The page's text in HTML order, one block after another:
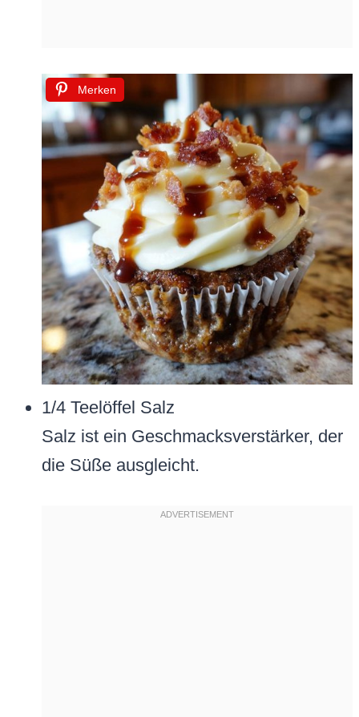
Merken
1/4 Teelöffel Salz
Salz ist ein Geschmacksverstärker, der
die Süße ausgleicht.